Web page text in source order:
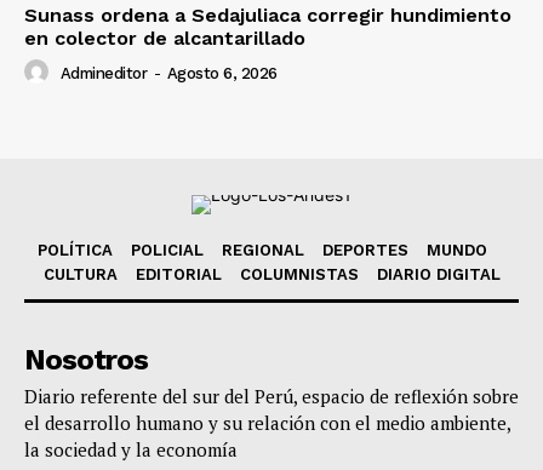
Sunass ordena a Sedajuliaca corregir hundimiento
en colector de alcantarillado
Admineditor - Agosto 6, 2026
POLÍTICA POLICIAL REGIONAL DEPORTES
MUNDO
CULTURA
EDITORIAL COLUMNISTAS DIARIO DIGITAL
Nosotros
Diario referente del sur del Perú, espacio de reflexión sobre
el desarrollo humano y su relación con el medio ambiente,
la sociedad y la economía